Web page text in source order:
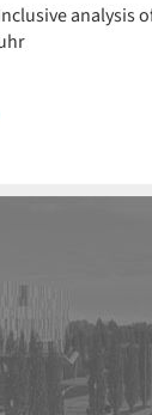
analysis